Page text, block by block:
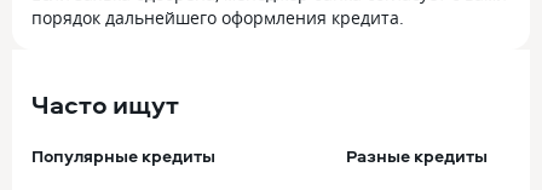
порядок дальнейшего оформления кредита.
Часто ищут
Популярные кредиты Разные кредиты